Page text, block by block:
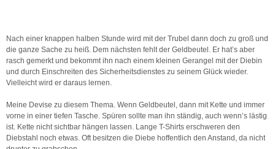
Nach einer knappen halben Stunde wird mit der Trubel dann doch zu groß und
die ganze Sache zu heiß. Dem nächsten fehlt der Geldbeutel. Er hat’s aber
rasch gemerkt und bekommt ihn nach einem kleinen Gerangel mit der Diebin
und durch Einschreiten des Sicherheitsdienstes zu seinem Glück wieder.
Vielleicht wird er daraus lernen.
Meine Devise zu diesem Thema. Wenn Geldbeutel, dann mit Kette und immer
vorne in einer tiefen Tasche. Spüren sollte man ihn ständig, auch wenn’s lästig
ist. Kette nicht sichtbar hängen lassen. Lange T-Shirts erschweren den
Diebstahl noch etwas. Oft besitzen die Diebe hoffentlich den Anstand, da nicht